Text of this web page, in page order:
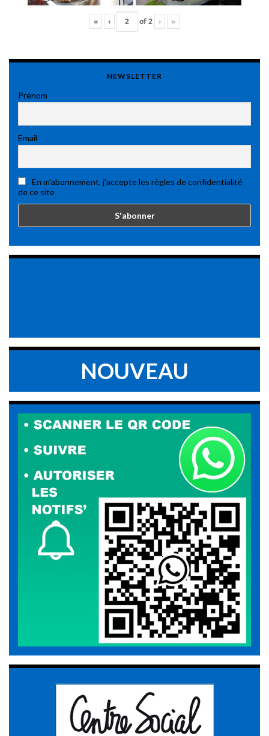
« ‹ of2 › »
NEWSLETTER
Prénom
Email
En m'abonnement, j'accepte les règles de confidentialité
de ce site
NOUVEAU